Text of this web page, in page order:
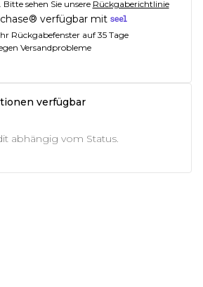
Bitte sehen Sie unsere Rückgaberichtlinie
verfügbar mit
Rückgabefenster auf 35 Tage
Versandprobleme
verfügbar
abhängig vom Status.